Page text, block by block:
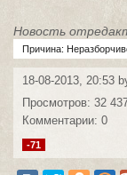
Новость
Причина:
18-08-2013, 20:53
Просмотров: 32
Комментарии: 0
-71